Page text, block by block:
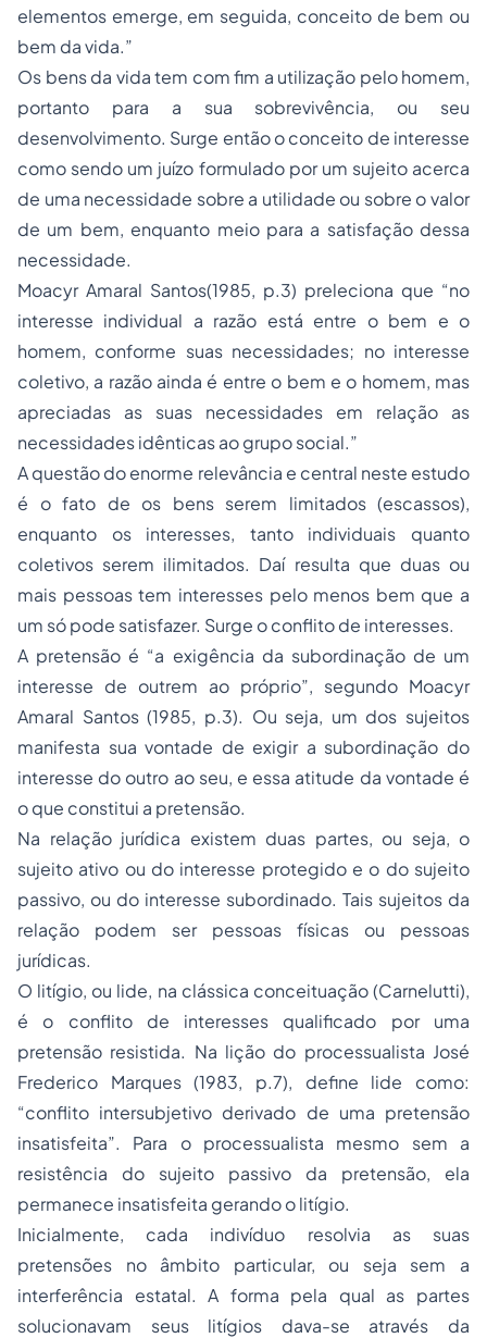
elementos emerge, em seguida, conceito de bem ou
bem da vida.”
Os bens da vida tem com fim a utilização pelo homem,
portanto para a sua sobrevivência, ou seu
desenvolvimento. Surge então o conceito de interesse
como sendo um juízo formulado por um sujeito acerca
de uma necessidade sobre a utilidade ou sobre o valor
de um bem, enquanto meio para a satisfação dessa
necessidade.
Moacyr Amaral Santos(1985, p.3) preleciona que “no
interesse individual a razão está entre o bem e o
homem, conforme suas necessidades; no interesse
coletivo, a razão ainda é entre o bem e o homem, mas
apreciadas as suas necessidades em relação as
necessidades idênticas ao grupo social.”
A questão do enorme relevância e central neste estudo
é o fato de os bens serem limitados (escassos),
enquanto os interesses, tanto individuais quanto
coletivos serem ilimitados. Daí resulta que duas ou
mais pessoas tem interesses pelo menos bem que a
um só pode satisfazer. Surge o conflito de interesses.
A pretensão é “a exigência da subordinação de um
interesse de outrem ao próprio”, segundo Moacyr
Amaral Santos (1985, p.3). Ou seja, um dos sujeitos
manifesta sua vontade de exigir a subordinação do
interesse do outro ao seu, e essa atitude da vontade é
o que constitui a pretensão.
Na relação jurídica existem duas partes, ou seja, o
sujeito ativo ou do interesse protegido e o do sujeito
passivo, ou do interesse subordinado. Tais sujeitos da
relação podem ser pessoas físicas ou pessoas
jurídicas.
O litígio, ou lide, na clássica conceituação (Carnelutti),
é o conflito de interesses qualificado por uma
pretensão resistida. Na lição do processualista José
Frederico Marques (1983, p.7), define lide como:
“conflito intersubjetivo derivado de uma pretensão
insatisfeita”. Para o processualista mesmo sem a
resistência do sujeito passivo da pretensão, ela
permanece insatisfeita gerando o litígio.
Inicialmente, cada indivíduo resolvia as suas
pretensões no âmbito particular, ou seja sem a
interferência estatal. A forma pela qual as partes
solucionavam seus litígios dava-se através da